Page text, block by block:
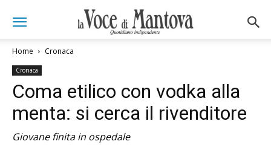
Home Cronaca
Cronaca
Coma etilico con vodka alla
menta: si cerca il rivenditore
Giovane finita in ospedale